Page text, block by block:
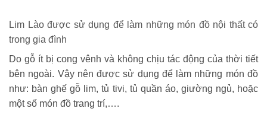
Lim Lào được sử dụng để làm những món đồ nội thất có
trong gia đình
Do gỗ ít bị cong vênh và không chịu tác động của thời tiết
bên ngoài. Vậy nên được sử dụng để làm những món đồ
như: bàn ghế gỗ lim, tủ tivi, tủ quần áo, giường ngủ, hoặc
một số món đồ trang trí,….